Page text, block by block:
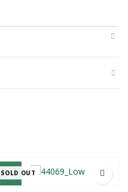
SOLD OUT